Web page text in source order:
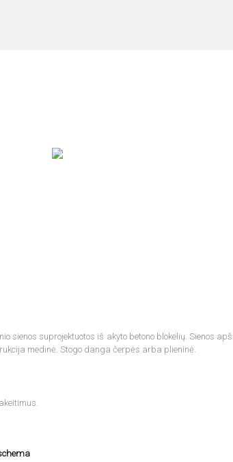
sienos suprojektuotos iš akyto betono blokelių.
medinė. Stogo danga čerpės arba plieninė.